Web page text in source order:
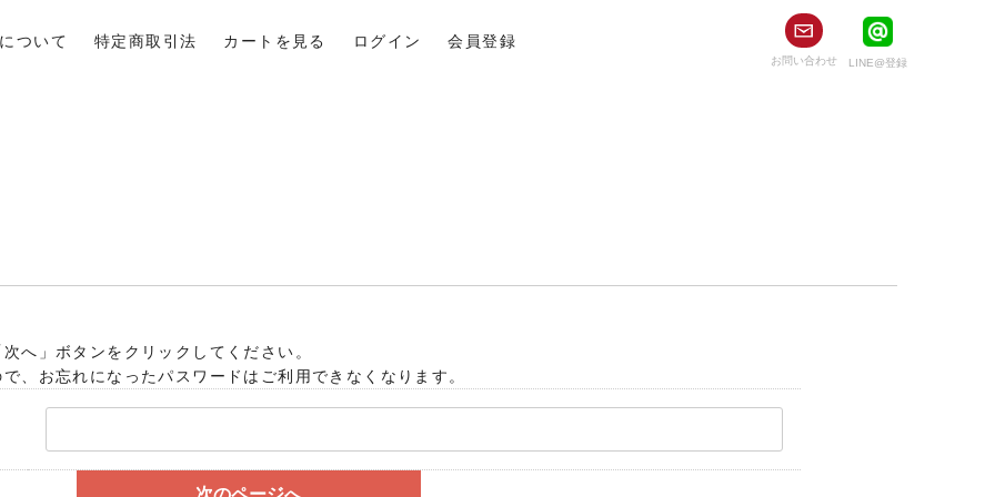
ついて 特定商取引法 カートを見る ログイン 会員登録
LINE@登録
お問い合わせ
へ」ボタンをクリックしてください。
、お忘れになったパスワードはご利用できなくなります。